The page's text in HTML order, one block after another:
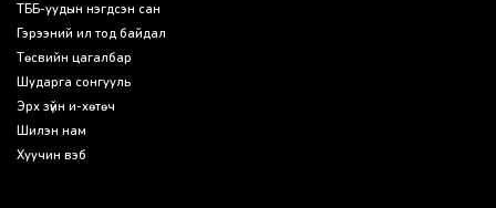
ТББ-уудын нэгдсэн сан
Гэрээний ил тод байдал
Төсвийн цагалбар
Шударга сонгууль
Эрх зүйн и-хөтөч
Шилэн нам
Хуучин вэб